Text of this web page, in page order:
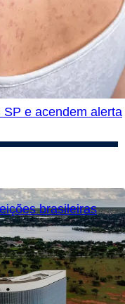
e acendem alerta
brasileiras